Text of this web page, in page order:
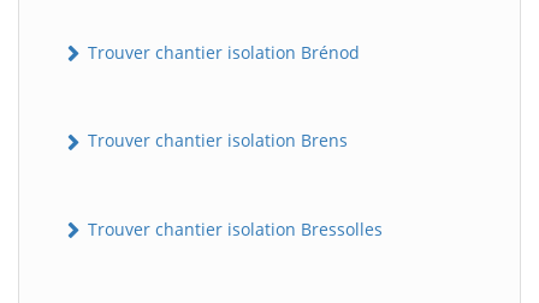
Trouver chantier isolation Brénod
Trouver chantier isolation Brens
Trouver chantier isolation Bressolles